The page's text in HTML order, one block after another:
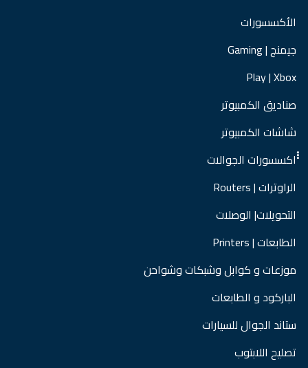
الأكسسورات
جيمنج | Gaming
Play | Xbox
صناديق الكمبيوتر
شاشات الكمبيوتر
ْْْاكسسورات الجوالات
الراوترات | Routers
التحويلات| الوصلات
الطابعات | Printers
موزعات و كوابل وشبكات وشواحن
الباركود و الطابعات
ستاند الجوال للسيارات
تصليح اللابتوب